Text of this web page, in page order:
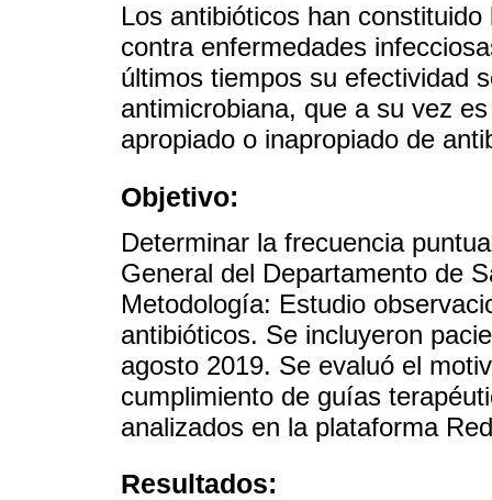
Los antibióticos han
contra enfermedades
últimos tiempos su efectividad
antimicrobiana, que a su vez
apropiado o inapropiado de
Objetivo:
Determinar la frecuencia
General del Departamento de
Metodología: Estudio
antibióticos. Se incluyeron
agosto 2019. Se evaluó el
cumplimiento de guías
analizados en la plataforma
Resultados: